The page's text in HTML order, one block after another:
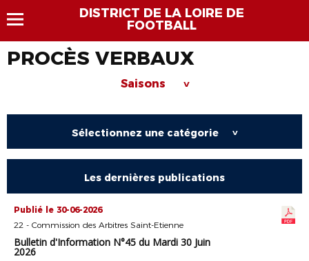
DISTRICT DE LA LOIRE DE
FOOTBALL
PROCÈS VERBAUX
Saisons >
Sélectionnez une catégorie >
Les dernières publications
Publié le 30-06-2026
22 - Commission des Arbitres Saint-Etienne
Bulletin d'Information N°45 du Mardi 30 Juin
2026